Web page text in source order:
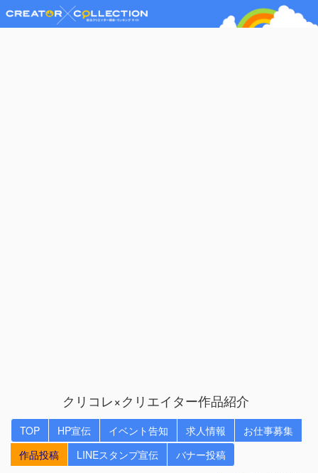
クリコレ×クリエイター作品紹介
TOP HP宣伝 イベント告知 求人情報
お仕事募集
作品投稿
LINEスタンプ宣伝 バナー投稿